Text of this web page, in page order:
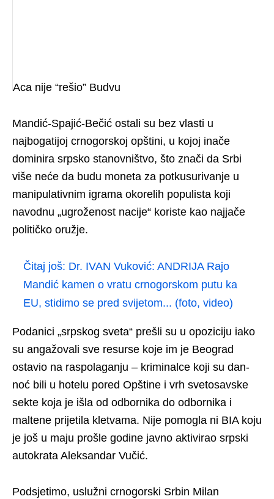
Aca nije “rešio” Budvu
Mandić-Spajić-Bečić ostali su bez vlasti u
najbogatijoj crnogorskoj opštini, u kojoj inače
dominira srpsko stanovništvo, što znači da Srbi
više neće da budu moneta za potkusurivanje u
manipulativnim igrama okorelih populista koji
navodnu „ugroženost nacije“ koriste kao najjače
političko oružje.
Čitaj još: Dr. IVAN Vuković: ANDRIJA Rajo
Mandić kamen o vratu crnogorskom putu ka
EU, stidimo se pred svijetom... (foto, video)
Podanici „srpskog sveta“ prešli su u opoziciju iako
su angažovali sve resurse koje im je Beograd
ostavio na raspolaganju – kriminalce koji su dan-
noć bili u hotelu pored Opštine i vrh svetosavske
sekte koja je išla od odbornika do odbornika i
maltene prijetila kletvama. Nije pomogla ni BIA koju
je još u maju prošle godine javno aktivirao srpski
autokrata Aleksandar Vučić.
Podsjetimo, uslužni crnogorski Srbin Milan